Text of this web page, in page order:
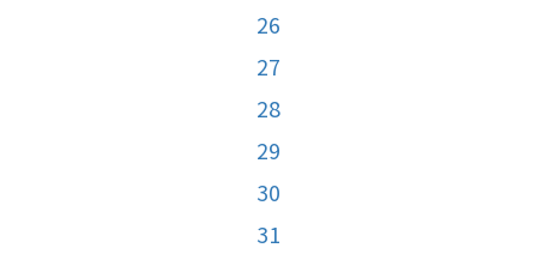
26
27
28
29
30
31